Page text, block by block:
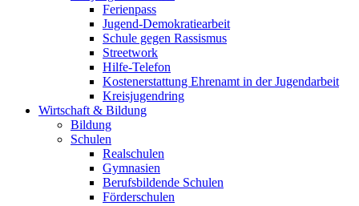
Ferienpass
Jugend-Demokratiearbeit
Schule gegen Rassismus
Streetwork
Hilfe-Telefon
Kostenerstattung Ehrenamt in der Jugendarbeit
Kreisjugendring
Wirtschaft & Bildung
Bildung
Schulen
Realschulen
Gymnasien
Berufsbildende Schulen
Förderschulen